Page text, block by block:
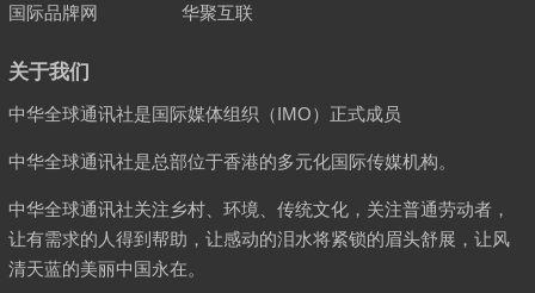
国际品牌网 华聚互联
关于我们
中华全球通讯社是国际媒体组织（IMO）正式成员
中华全球通讯社是总部位于香港的多元化国际传媒机构。
中华全球通讯社关注乡村、环境、传统文化，关注普通劳动者，
让有需求的人得到帮助，让感动的泪水将紧锁的眉头舒展，让风
清天蓝的美丽中国永在。